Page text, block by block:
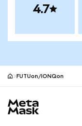
4.7
FUTUon/IONQon